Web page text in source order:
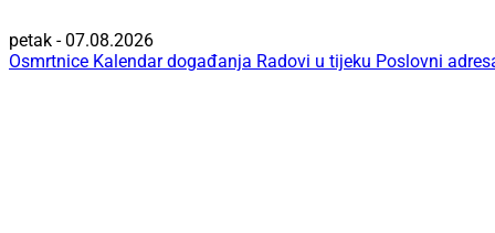
petak - 07.08.2026
Osmrtnice Kalendar događanja Radovi u tijeku Poslovni